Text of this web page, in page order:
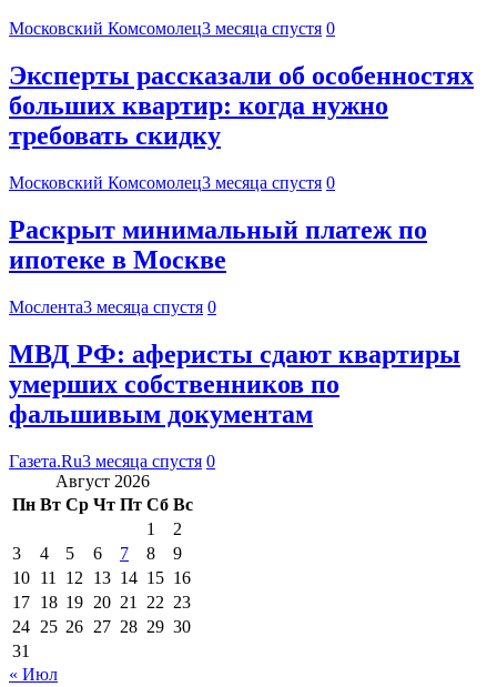
Московский Комсомолец3 месяца спустя 0
Эксперты рассказали об особенностях
больших квартир: когда нужно
требовать скидку
Московский Комсомолец3 месяца спустя 0
Раскрыт минимальный платеж по
ипотеке в Москве
Мослента3 месяца спустя 0
МВД РФ: аферисты сдают квартиры
умерших собственников по
фальшивым документам
Газета.Ru3 месяца спустя 0
Август 2026
Пн Вт Ср Чт Пт Сб Вс
1
2
3
4 5 6 7 8
9
10 11 12 13 14 15 16
17 18 19 20 21 22 23
24 25 26 27 28 29 30
31
« Июл